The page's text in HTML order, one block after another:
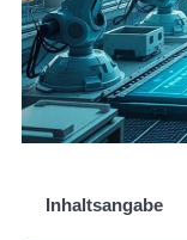
Inhaltsangabe